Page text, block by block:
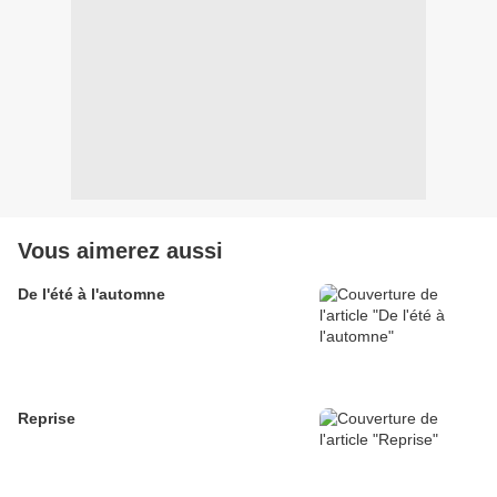
Vous aimerez aussi
De l'été à l'automne
Reprise